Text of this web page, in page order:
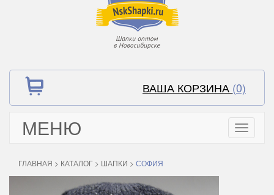
ВАША КОРЗИНА (0)
МЕНЮ
Toggle
ГЛАВНАЯ > КАТАЛОГ > ШАПКИ > СОФИЯ